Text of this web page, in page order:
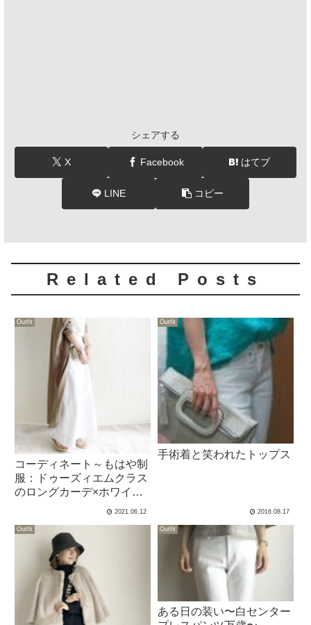
シェアする
X Facebook はてブ
LINE コピー
Related Posts
Outfit
コーディネート～もはや制
服：ドゥーズィエムクラス
のロングカーデ×ホワイト
2021.06.12
Outfit
手術着と笑われたトップス
2016.08.17
Outfit Outfit
ある日の装い〜白センター